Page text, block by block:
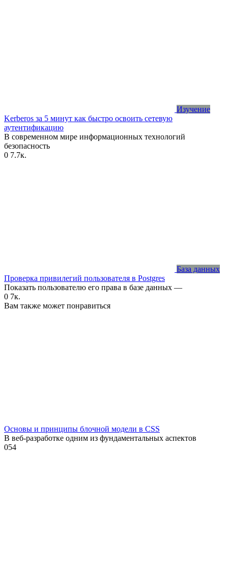
Изучение
Kerberos за 5 минут как быстро освоить сетевую
аутентификацию
В современном мире информационных технологий
безопасность
0 7.7к.
База данных
Проверка привилегий пользователя в Postgres
Показать пользователю его права в базе данных —
0 7к.
Вам также может понравиться
Основы и принципы блочной модели в CSS
В веб-разработке одним из фундаментальных аспектов
054